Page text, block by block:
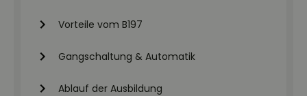
Vorteile vom B197
Gangschaltung & Automatik
Ablauf der Ausbildung